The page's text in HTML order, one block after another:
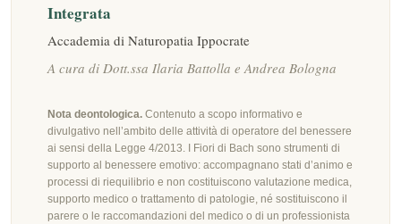
Integrata
Accademia di Naturopatia Ippocrate
A cura di Dott.ssa Ilaria Battolla e Andrea Bologna
Nota deontologica. Contenuto a scopo informativo e
divulgativo nell’ambito delle attività di operatore del benessere
ai sensi della Legge 4/2013. I Fiori di Bach sono strumenti di
supporto al benessere emotivo: accompagnano stati d’animo e
processi di riequilibrio e non costituiscono valutazione medica,
supporto medico o trattamento di patologie, né sostituiscono il
parere o le raccomandazioni del medico o di un professionista